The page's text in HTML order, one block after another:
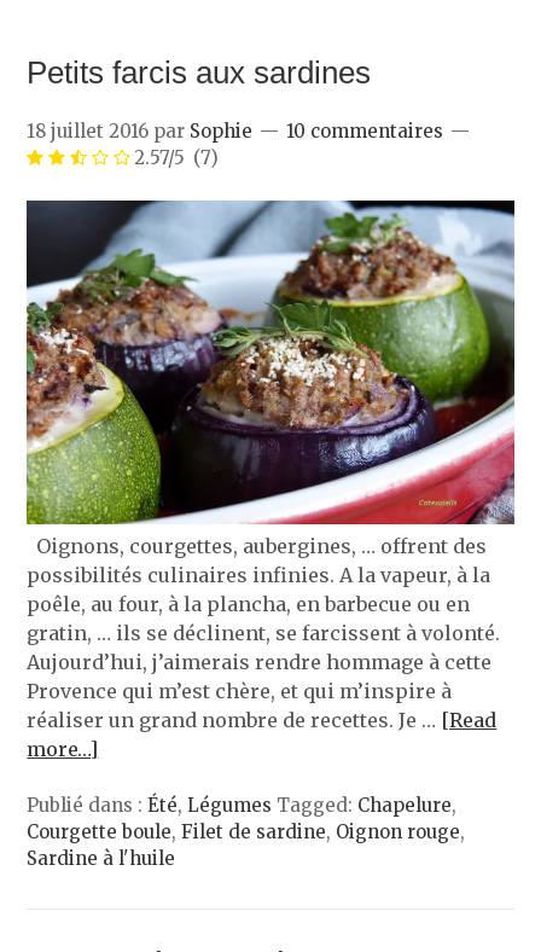
Petits farcis aux sardines
18 juillet 2016 par Sophie
10 commentaires
2.57/5 (7)
Oignons, courgettes, aubergines, … offrent des
possibilités culinaires infinies. A la vapeur, à la
poêle, au four, à la plancha, en barbecue ou en
gratin, … ils se déclinent, se farcissent à volonté.
Aujourd’hui, j’aimerais rendre hommage à cette
Provence qui m’est chère, et qui m’inspire à
réaliser un grand nombre de recettes. Je … [Read
more…]
Publié dans :Été,Légumes Tagged: Chapelure,
Courgette boule,Filet de sardine, Oignon rouge,
Sardine à l'huile